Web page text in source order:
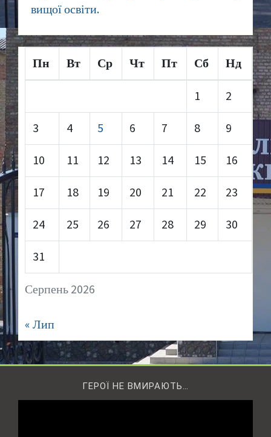
вищої освіти.
Серпень 2026
Пн Вт Ср Чт Пт Сб Нд
1 2
3 4 5 6 7 8 9
10 11 12 13 14 15 16
17 18 19 20 21 22 23
24 25 26 27 28 29 30
31
« Лип
ГЕРОЇ НЕ ВМИРАЮТЬ…